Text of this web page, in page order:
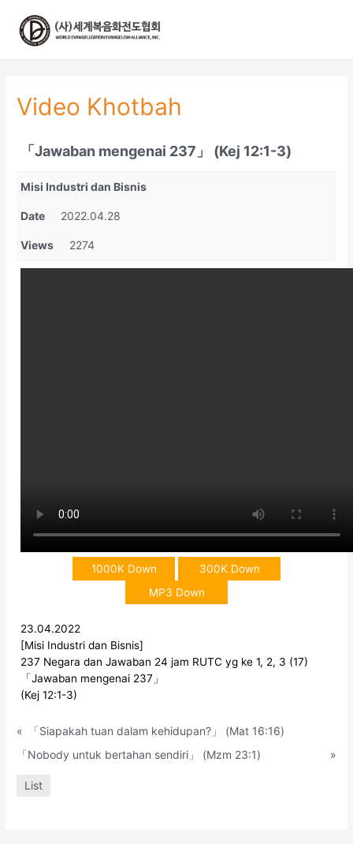
Video Khotbah
「Jawaban mengenai 237」 (Kej 12:1-3)
Misi Industri dan Bisnis
Date 2022.04.28
Views 2274
1000K Down
300K Down
MP3 Down
23.04.2022
[Misi Industri dan Bisnis]
237 Negara dan Jawaban 24 jam RUTC yg ke 1, 2, 3 (17)
「Jawaban mengenai 237」
(Kej 12:1-3)
«
「Siapakah tuan dalam kehidupan?」 (Mat 16:16)
「Nobody untuk bertahan sendiri」 (Mzm 23:1)
»
List